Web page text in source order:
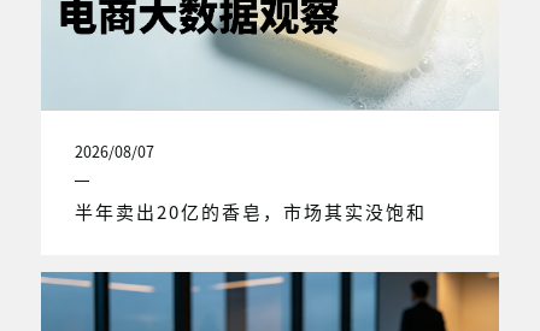
2026/08/07
半年卖出20亿的香皂，市场其实没饱和